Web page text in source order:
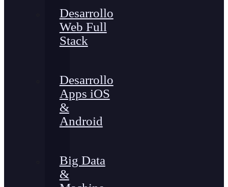
Desarrollo
Web Full
Stack
Desarrollo
Apps iOS
&
Android
Big Data
&